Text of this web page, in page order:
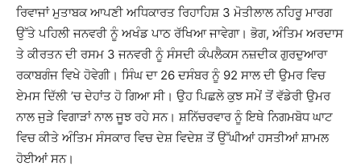
ਰਿਵਾਜਾਂ ਮੁਤਾਬਕ ਆਪਣੀ ਅਧਿਕਾਰਤ ਰਿਹਾਹਿਸ਼ 3 ਮੋਤੀਲਾਲ ਨਹਿਰੂ ਮਾਰਗ
ਉੱਤੇ ਪਹਿਲੀ ਜਨਵਰੀ ਨੂੰ ਅਖੰਡ ਪਾਠ ਰੱਖਿਆ ਜਾਵੇਗਾ। ਭੋਗ, ਅੰਤਿਮ ਅਰਦਾਸ
ਤੇ ਕੀਰਤਨ ਦੀ ਰਸਮ 3 ਜਨਵਰੀ ਨੂੰ ਸੰਸਦੀ ਕੰਪਲੈਕਸ ਨਜ਼ਦੀਕ ਗੁਰਦੁਆਰਾ
ਰਕਾਬਗੰਜ ਵਿਖੇ ਹੋਵੇਗੀ। ਸਿੰਘ ਦਾ 26 ਦਸੰਬਰ ਨੂੰ 92 ਸਾਲ ਦੀ ਉਮਰ ਵਿਚ
ਏਮਸ ਦਿੱਲੀ ’ਚ ਦੇਹਾਂਤ ਹੋ ਗਿਆ ਸੀ। ਉਹ ਪਿਛਲੇ ਕੁਝ ਸਮੇਂ ਤੋਂ ਵੱਡੇਰੀ ਉਮਰ
ਨਾਲ ਜੁੜੇ ਵਿਗਾੜਾਂ ਨਾਲ ਜੂਝ ਰਹੇ ਸਨ। ਸ਼ਨਿੱਚਰਵਾਰ ਨੂੰ ਇਥੇ ਨਿਗਮਬੋਧ ਘਾਟ
ਵਿਚ ਕੀਤੇ ਅੰਤਿਮ ਸੰਸਕਾਰ ਵਿਚ ਦੇਸ਼ ਵਿਦੇਸ਼ ਤੋਂ ਉੱਘੀਆਂ ਹਸਤੀਆਂ ਸ਼ਾਮਲ
ਹੋਈਆਂ ਸਨ।